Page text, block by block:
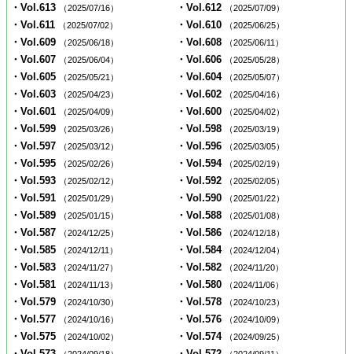
・Vol.613 （2025/07/16） ・Vol.612 （2025/07/09）
・Vol.611 （2025/07/02） ・Vol.610 （2025/06/25）
・Vol.609 （2025/06/18） ・Vol.608 （2025/06/11）
・Vol.607 （2025/06/04） ・Vol.606 （2025/05/28）
・Vol.605 （2025/05/21） ・Vol.604 （2025/05/07）
・Vol.603 （2025/04/23） ・Vol.602 （2025/04/16）
・Vol.601 （2025/04/09） ・Vol.600 （2025/04/02）
・Vol.599 （2025/03/26） ・Vol.598 （2025/03/19）
・Vol.597 （2025/03/12） ・Vol.596 （2025/03/05）
・Vol.595 （2025/02/26） ・Vol.594 （2025/02/19）
・Vol.593 （2025/02/12） ・Vol.592 （2025/02/05）
・Vol.591 （2025/01/29） ・Vol.590 （2025/01/22）
・Vol.589 （2025/01/15） ・Vol.588 （2025/01/08）
・Vol.587 （2024/12/25） ・Vol.586 （2024/12/18）
・Vol.585 （2024/12/11） ・Vol.584 （2024/12/04）
・Vol.583 （2024/11/27） ・Vol.582 （2024/11/20）
・Vol.581 （2024/11/13） ・Vol.580 （2024/11/06）
・Vol.579 （2024/10/30） ・Vol.578 （2024/10/23）
・Vol.577 （2024/10/16） ・Vol.576 （2024/10/09）
・Vol.575 （2024/10/02） ・Vol.574 （2024/09/25）